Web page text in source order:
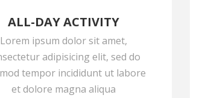
ALL-DAY ACTIVITY
Lorem ipsum dolor sit amet,
adipisicing elit, sed do
tempor incididunt ut labore
et dolore magna aliqua